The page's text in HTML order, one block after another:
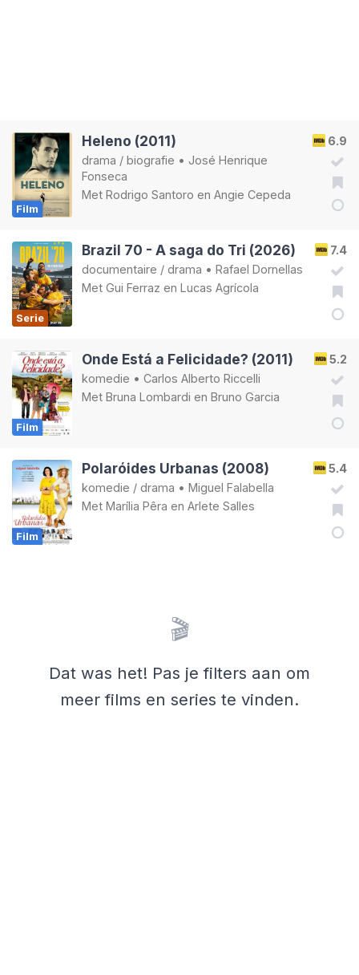
Film
6.9
Heleno (2011)
drama / biografie • José Henrique
Fonseca
Met Rodrigo Santoro en Angie Cepeda
Serie
7.4
Brazil 70 - A saga do Tri (2026)
documentaire / drama • Rafael Dornellas
Met Gui Ferraz en Lucas Agrícola
Film
5.2
Onde Está a Felicidade? (2011)
komedie • Carlos Alberto Riccelli
Met Bruna Lombardi en Bruno Garcia
Film
5.4
Polaróides Urbanas (2008)
komedie / drama • Miguel Falabella
Met Marília Pêra en Arlete Salles
🎬
Dat was het! Pas je filters aan om
meer films en series te vinden.